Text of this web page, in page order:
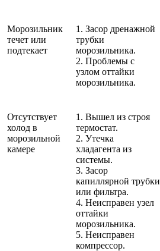
Морозильник
течет или
подтекает
1. Засор дренажной
трубки
морозильника.
2. Проблемы с
узлом оттайки
морозильника.
Отсутствует
холод в
морозильной
камере
1. Вышел из строя
термостат.
2. Утечка
хладагента из
системы.
3. Засор
капиллярной трубки
или фильтра.
4. Неисправен узел
оттайки
морозильника.
5. Неисправен
компрессор.